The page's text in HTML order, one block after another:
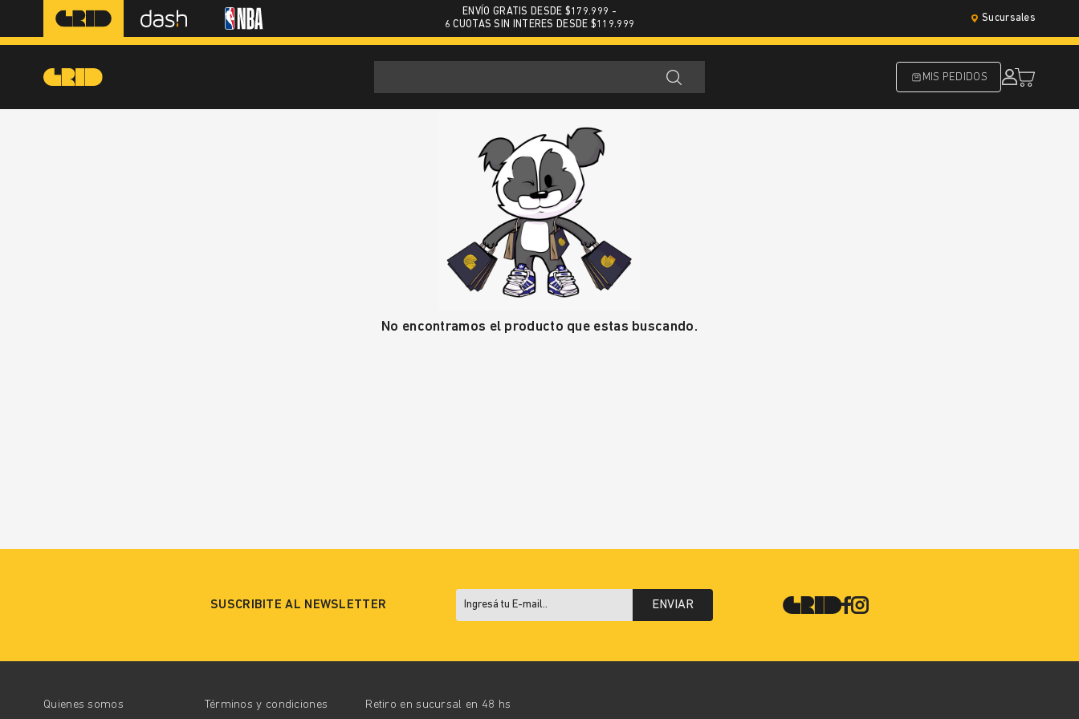
ENVÍO GRATIS DESDE $179.999 -
6 CUOTAS SIN INTERES DESDE $119.999
Sucursales
MIS PEDIDOS
No encontramos el producto que estas buscando.
SUSCRIBITE AL NEWSLETTER ENVIAR
Quienes somos Términos y condiciones Retiro en sucursal en 48 hs